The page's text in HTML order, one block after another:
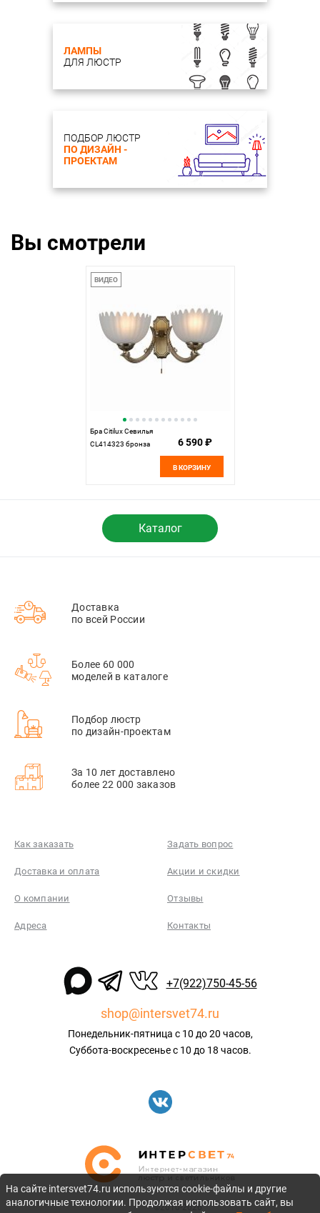
ЛАМПЫ
ДЛЯ ЛЮСТР
ПОДБОР ЛЮСТР
ПО ДИЗАЙН -
ПРОЕКТАМ
Вы смотрели
ВИДЕО
Бра Citilux Севилья
CL414323 бронза
6 590 ₽
В КОРЗИНУ
Каталог
Доставка
по всей России
Более 60 000
моделей в каталоге
Подбор люстр
по дизайн-проектам
За 10 лет доставлено
более 22 000 заказов
Как заказать Задать вопрос
Доставка и оплата Акции и скидки
О компании Отзывы
Адреса Контакты
+7(922)750-45-56
shop@intersvet74.ru
Понедельник-пятница с 10 до 20 часов,
Суббота-воскресенье с 10 до 18 часов.
©2010-2026
На сайте intersvet74.ru используются cookie-файлы и другие
аналогичные технологии. Продолжая использовать сайт, вы